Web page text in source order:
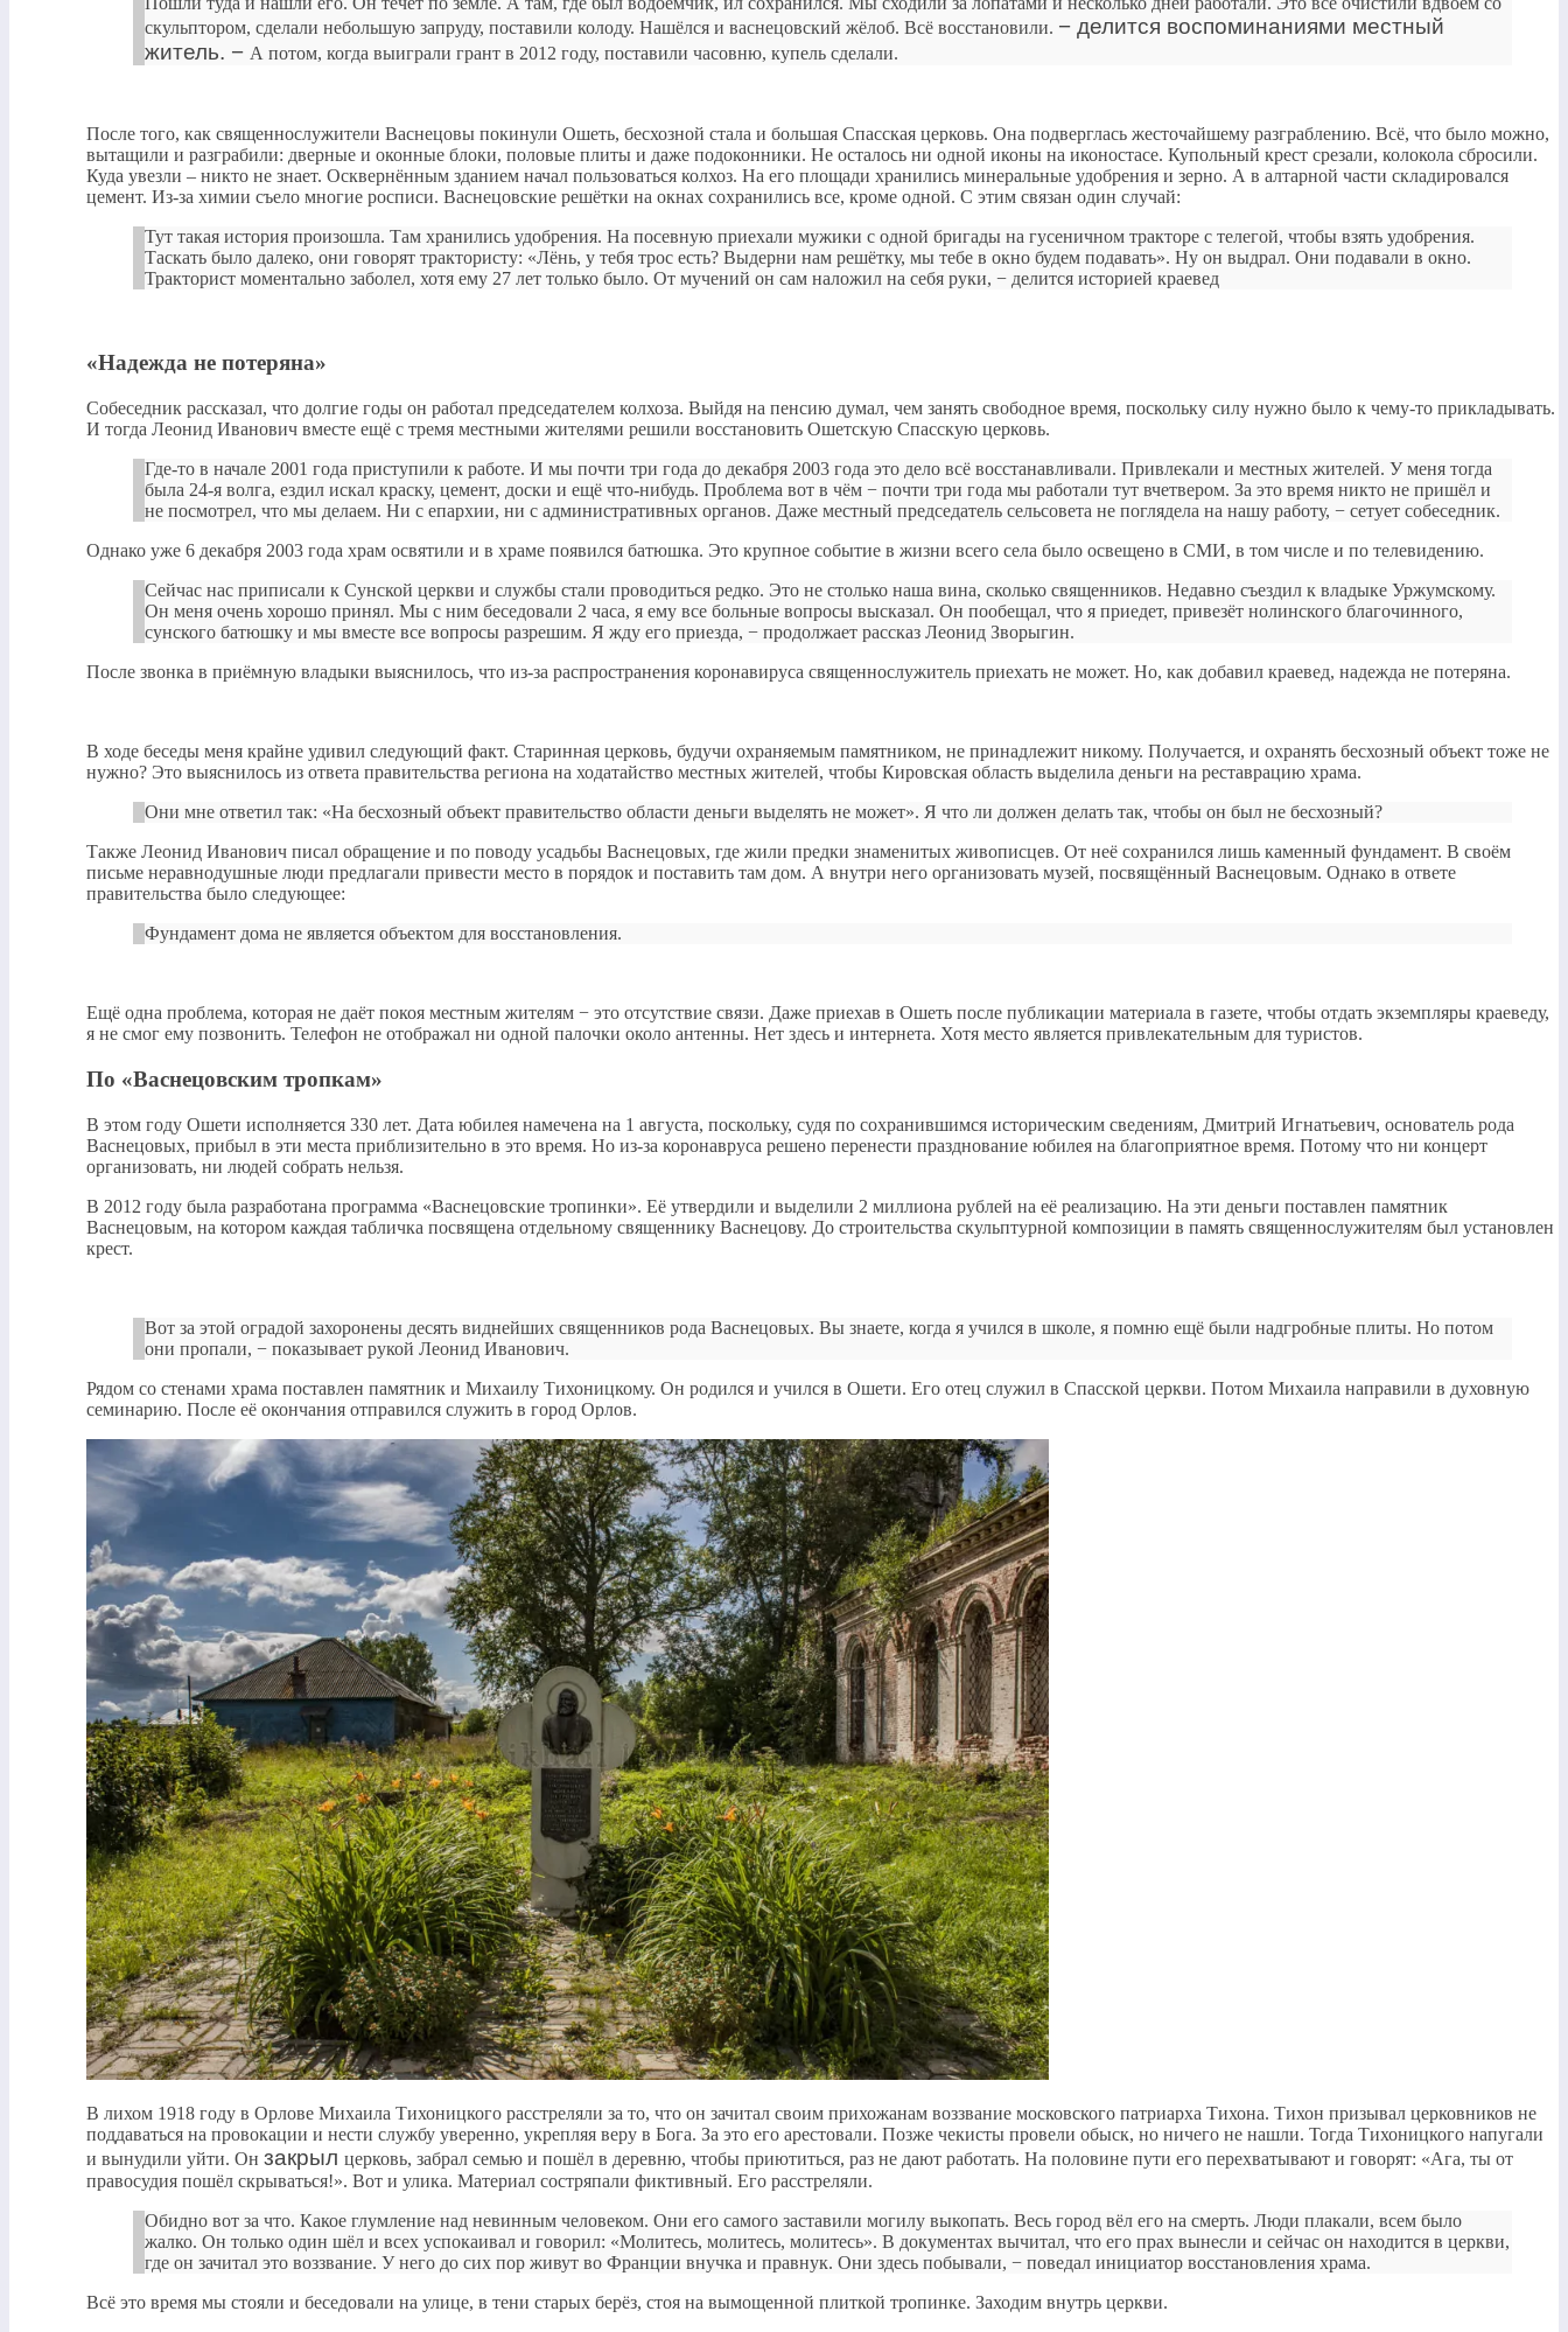
скульптором, сделали небольшую запруду, поставили колоду. Нашёлся и васнецовский жёлоб. Всё восстановили. − делится воспоминаниями местный
житель. − А потом, когда выиграли грант в 2012 году, поставили часовню, купель сделали.
После того, как священнослужители Васнецовы покинули Ошеть, бесхозной стала и большая Спасская церковь. Она подверглась жесточайшему разграблению. Всё, что было можно,
вытащили и разграбили: дверные и оконные блоки, половые плиты и даже подоконники. Не осталось ни одной иконы на иконостасе. Купольный крест срезали, колокола сбросили.
Куда увезли – никто не знает. Осквернённым зданием начал пользоваться колхоз. На его площади хранились минеральные удобрения и зерно. А в алтарной части складировался
цемент. Из-за химии съело многие росписи. Васнецовские решётки на окнах сохранились все, кроме одной. С этим связан один случай:
Тут такая история произошла. Там хранились удобрения. На посевную приехали мужики с одной бригады на гусеничном тракторе с телегой, чтобы взять удобрения.
Таскать было далеко, они говорят трактористу: «Лёнь, у тебя трос есть? Выдерни нам решётку, мы тебе в окно будем подавать». Ну он выдрал. Они подавали в окно.
Тракторист моментально заболел, хотя ему 27 лет только было. От мучений он сам наложил на себя руки, − делится историей краевед
«Надежда не потеряна»
Собеседник рассказал, что долгие годы он работал председателем колхоза. Выйдя на пенсию думал, чем занять свободное время, поскольку силу нужно было к чему-то прикладывать.
И тогда Леонид Иванович вместе ещё с тремя местными жителями решили восстановить Ошетскую Спасскую церковь.
Где-то в начале 2001 года приступили к работе. И мы почти три года до декабря 2003 года это дело всё восстанавливали. Привлекали и местных жителей. У меня тогда
была 24-я волга, ездил искал краску, цемент, доски и ещё что-нибудь. Проблема вот в чём − почти три года мы работали тут вчетвером. За это время никто не пришёл и
не посмотрел, что мы делаем. Ни с епархии, ни с административных органов. Даже местный председатель сельсовета не поглядела на нашу работу, − сетует собеседник.
Однако уже 6 декабря 2003 года храм освятили и в храме появился батюшка. Это крупное событие в жизни всего села было освещено в СМИ, в том числе и по телевидению.
Сейчас нас приписали к Сунской церкви и службы стали проводиться редко. Это не столько наша вина, сколько священников. Недавно съездил к владыке Уржумскому.
Он меня очень хорошо принял. Мы с ним беседовали 2 часа, я ему все больные вопросы высказал. Он пообещал, что я приедет, привезёт нолинского благочинного,
сунского батюшку и мы вместе все вопросы разрешим. Я жду его приезда, − продолжает рассказ Леонид Зворыгин.
После звонка в приёмную владыки выяснилось, что из-за распространения коронавируса священнослужитель приехать не может. Но, как добавил краевед, надежда не потеряна.
В ходе беседы меня крайне удивил следующий факт. Старинная церковь, будучи охраняемым памятником, не принадлежит никому. Получается, и охранять бесхозный объект тоже не
нужно? Это выяснилось из ответа правительства региона на ходатайство местных жителей, чтобы Кировская область выделила деньги на реставрацию храма.
Они мне ответил так: «На бесхозный объект правительство области деньги выделять не может». Я что ли должен делать так, чтобы он был не бесхозный?
Также Леонид Иванович писал обращение и по поводу усадьбы Васнецовых, где жили предки знаменитых живописцев. От неё сохранился лишь каменный фундамент. В своём
письме неравнодушные люди предлагали привести место в порядок и поставить там дом. А внутри него организовать музей, посвящённый Васнецовым. Однако в ответе
правительства было следующее:
Фундамент дома не является объектом для восстановления.
Ещё одна проблема, которая не даёт покоя местным жителям − это отсутствие связи. Даже приехав в Ошеть после публикации материала в газете, чтобы отдать экземпляры краеведу,
я не смог ему позвонить. Телефон не отображал ни одной палочки около антенны. Нет здесь и интернета. Хотя место является привлекательным для туристов.
По «Васнецовским тропкам»
В этом году Ошети исполняется 330 лет. Дата юбилея намечена на 1 августа, поскольку, судя по сохранившимся историческим сведениям, Дмитрий Игнатьевич, основатель рода
Васнецовых, прибыл в эти места приблизительно в это время. Но из-за коронавруса решено перенести празднование юбилея на благоприятное время. Потому что ни концерт
организовать, ни людей собрать нельзя.
В 2012 году была разработана программа «Васнецовские тропинки». Её утвердили и выделили 2 миллиона рублей на её реализацию. На эти деньги поставлен памятник
Васнецовым, на котором каждая табличка посвящена отдельному священнику Васнецову. До строительства скульптурной композиции в память священнослужителям был установлен
крест.
Вот за этой оградой захоронены десять виднейших священников рода Васнецовых. Вы знаете, когда я учился в школе, я помню ещё были надгробные плиты. Но потом
они пропали, − показывает рукой Леонид Иванович.
Рядом со стенами храма поставлен памятник и Михаилу Тихоницкому. Он родился и учился в Ошети. Его отец служил в Спасской церкви. Потом Михаила направили в духовную
семинарию. После её окончания отправился служить в город Орлов.
В лихом 1918 году в Орлове Михаила Тихоницкого расстреляли за то, что он зачитал своим прихожанам воззвание московского патриарха Тихона. Тихон призывал церковников не
поддаваться на провокации и нести службу уверенно, укрепляя веру в Бога. За это его арестовали. Позже чекисты провели обыск, но ничего не нашли. Тогда Тихоницкого напугали
и вынудили уйти. Онзакрылцерковь, забрал семью и пошёл в деревню, чтобы приютиться, раз не дают работать. На половине пути его перехватывают и говорят: «Ага, ты от
правосудия пошёл скрываться!». Вот и улика. Материал состряпали фиктивный. Его расстреляли.
Обидно вот за что. Какое глумление над невинным человеком. Они его самого заставили могилу выкопать. Весь город вёл его на смерть. Люди плакали, всем было
жалко. Он только один шёл и всех успокаивал и говорил: «Молитесь, молитесь, молитесь». В документах вычитал, что его прах вынесли и сейчас он находится в церкви,
где он зачитал это воззвание. У него до сих пор живут во Франции внучка и правнук. Они здесь побывали, − поведал инициатор восстановления храма.
Всё это время мы стояли и беседовали на улице, в тени старых берёз, стоя на вымощенной плиткой тропинке. Заходим внутрь церкви.